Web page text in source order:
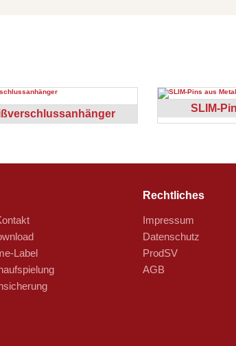
SLIM-
Label
Rechtliches
Impressum
Datenschutz
ProdSV
AGB